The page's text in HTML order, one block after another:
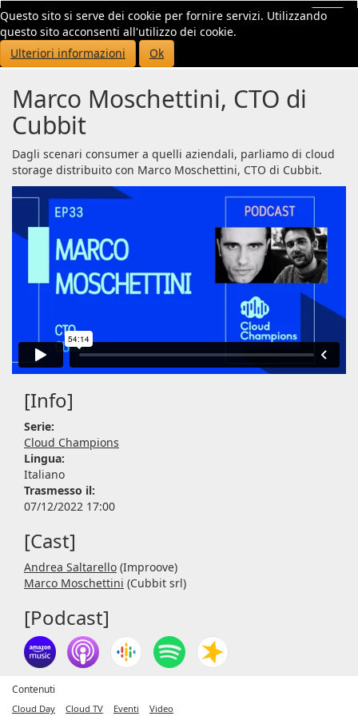
Questo sito si serve dei cookie per fornire servizi. Utilizzando
questo sito acconsenti all'utilizzo dei cookie.
Ulteriori informazioni
Ok
Marco Moschettini, CTO di
Cubbit
Dagli scenari consumer a quelli aziendali, parliamo di cloud
storage distribuito con Marco Moschettini, CTO di Cubbit.
[Info]
Serie:
Cloud Champions
Lingua:
Italiano
Trasmesso il:
07/12/2022 17:00
[Cast]
Andrea Saltarello (Improove)
Marco Moschettini (Cubbit srl)
[Podcast]
Contenuti
Cloud Day Cloud TV Eventi Video